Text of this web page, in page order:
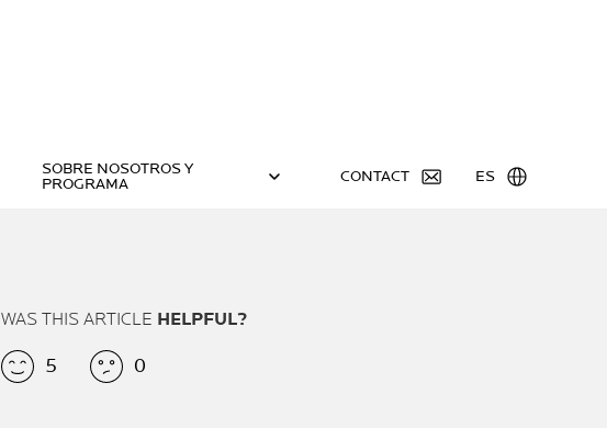
SOBRE NOSOTROS Y
PROGRAMA
CONTACT ES
WAS THIS ARTICLE HELPFUL?
5 0